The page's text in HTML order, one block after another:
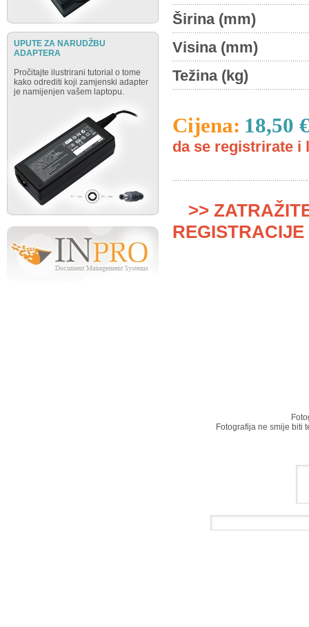
UPUTE ZA NARUDŽBU
ADAPTERA
Pročitajte ilustrirani tutorial o tome
kako odrediti koji zamjenski adapter
je namijenjen vašem laptopu.
Širina (mm)
Visina (mm)
Težina (kg)
Cijena: 18,50
da se registrirate i
>>
Fotografija ne smije biti